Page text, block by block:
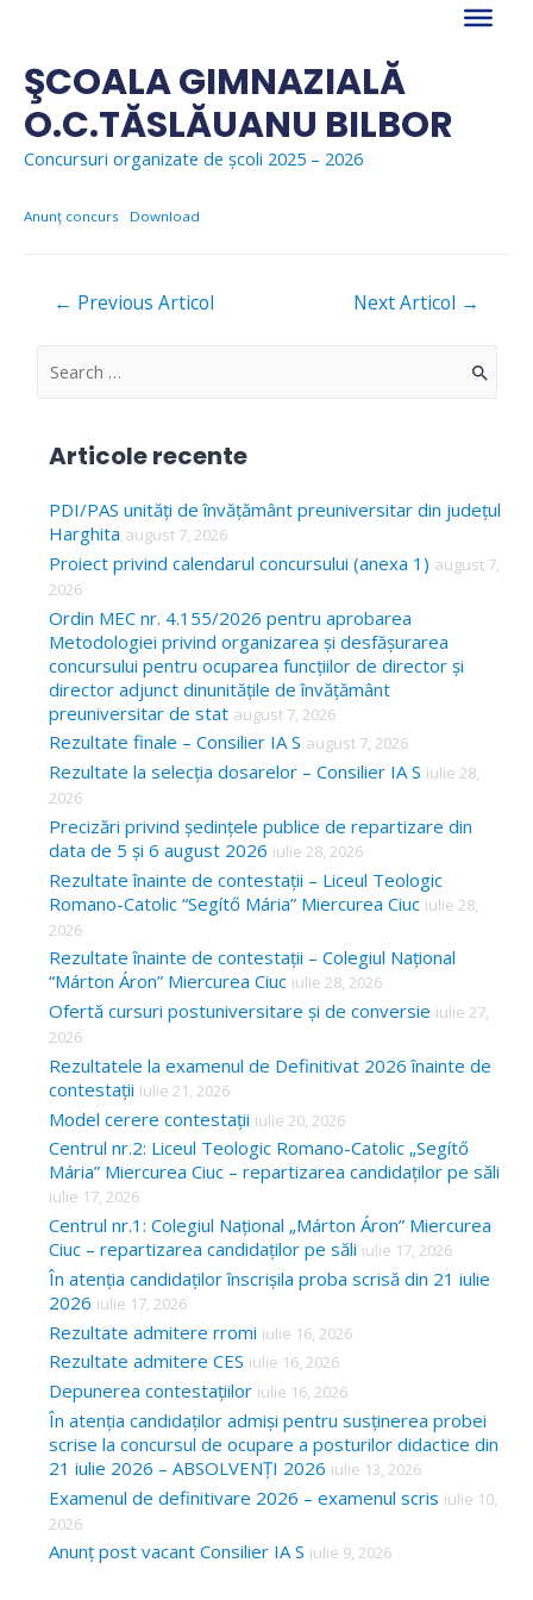
content
ŞCOALA GIMNAZIALĂ
O.C.TĂSLĂUANU BILBOR
Concursuri organizate de școli 2025 – 2026
Anunț concurs Download
Navigare
← Previous Articol Next Articol →
S
c
h
f
o
r
Articole recente
PDI/PAS unități de învățământ preuniversitar din județul
Harghita august 7, 2026
Proiect privind calendarul concursului (anexa 1) august 7,
2026
Ordin MEC nr. 4.155/2026 pentru aprobarea
Metodologiei privind organizarea și desfășurarea
concursului pentru ocuparea funcțiilor de director și
director adjunct dinunitățile de învățământ
preuniversitar de stat august 7, 2026
Rezultate finale – Consilier IA S august 7, 2026
Rezultate la selecția dosarelor – Consilier IA S iulie 28,
2026
Precizări privind ședințele publice de repartizare din
data de 5 și 6 august 2026 iulie 28, 2026
Rezultate înainte de contestații – Liceul Teologic
Romano-Catolic “Segítő Mária” Miercurea Ciuc iulie 28,
2026
Rezultate înainte de contestații – Colegiul Național
“Márton Áron” Miercurea Ciuc iulie 28, 2026
Ofertă cursuri postuniversitare și de conversie iulie 27,
2026
Rezultatele la examenul de Definitivat 2026 înainte de
contestații iulie 21, 2026
Model cerere contestații iulie 20, 2026
Centrul nr.2: Liceul Teologic Romano-Catolic „Segítő
Mária” Miercurea Ciuc – repartizarea candidaților pe săli
iulie 17, 2026
Centrul nr.1: Colegiul Național „Márton Áron” Miercurea
Ciuc – repartizarea candidaților pe săli iulie 17, 2026
În atenția candidaților înscrișila proba scrisă din 21 iulie
2026 iulie 17, 2026
Rezultate admitere rromi iulie 16, 2026
Rezultate admitere CES iulie 16, 2026
Depunerea contestațiilor iulie 16, 2026
În atenția candidaților admiși pentru susținerea probei
scrise la concursul de ocupare a posturilor didactice din
21 iulie 2026 – ABSOLVENȚI 2026 iulie 13, 2026
Examenul de definitivare 2026 – examenul scris iulie 10,
2026
Anunț post vacant Consilier IA S iulie 9, 2026